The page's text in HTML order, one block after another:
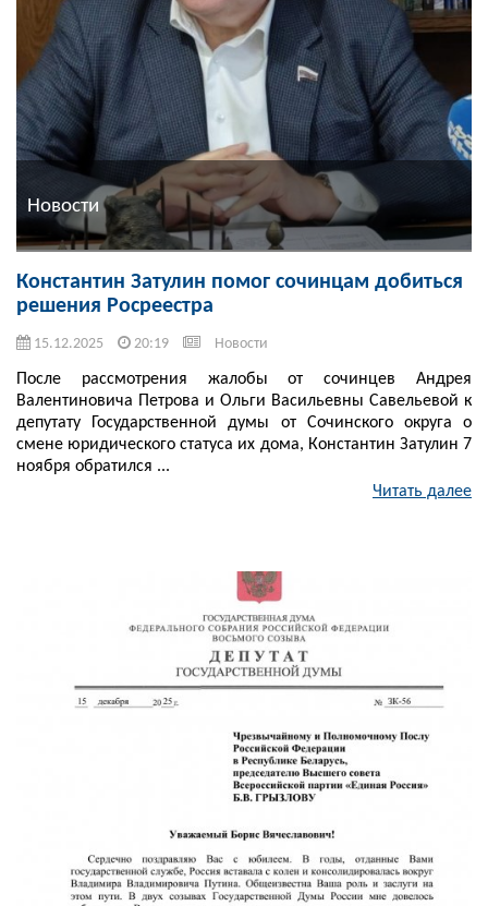
Новости
Константин Затулин помог сочинцам добиться
решения Росреестра
15.12.2025 20:19 Новости
После рассмотрения жалобы от сочинцев Андрея
Валентиновича Петрова и Ольги Васильевны Савельевой к
депутату Государственной думы от Сочинского округа о
смене юридического статуса их дома, Константин Затулин 7
ноября обратился ...
Читать далее